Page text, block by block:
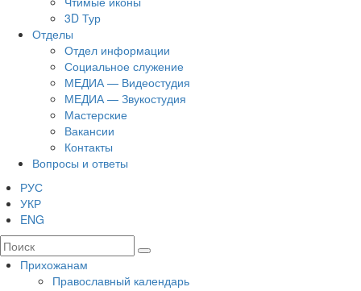
3D Тур
Отделы
Отдел информации
Социальное служение
МЕДИА — Видеостудия
МЕДИА — Звукостудия
Мастерские
Вакансии
Контакты
Вопросы и ответы
РУС
УКР
ENG
Прихожанам
Православный календарь